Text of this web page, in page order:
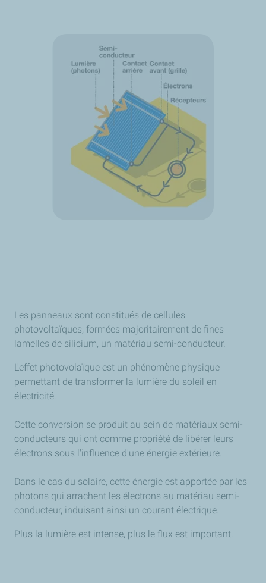
Les panneaux sont constitués de cellules
photovoltaïques, formées majoritairement de fines
lamelles de silicium, un matériau semi-conducteur.
L'effet photovolaïque est un phénomène physique
permettant de transformer la lumière du soleil en
électricité.
Cette conversion se produit au sein de matériaux semi-
conducteurs qui ont comme propriété de libérer leurs
électrons sous l'influence d'une énergie extérieure.
Dans le cas du solaire, cette énergie est apportée par les
photons qui arrachent les électrons au matériau semi-
conducteur, induisant ainsi un courant électrique.
Plus la lumière est intense, plus le flux est important.